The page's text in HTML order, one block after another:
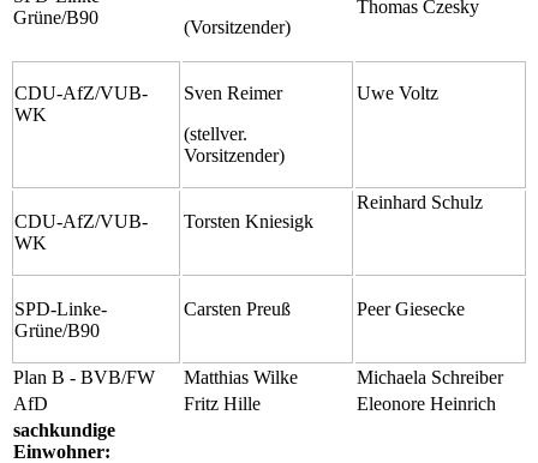
Grüne/B90
(Vorsitzender)
Thomas Czesky
CDU-AfZ/VUB-
WK
Sven Reimer
(stellver.
Vorsitzender)
Uwe Voltz
CDU-AfZ/VUB-
WK
Torsten Kniesigk
Reinhard Schulz
SPD-Linke-
Grüne/B90
Carsten Preuß Peer Giesecke
Plan B - BVB/FW Matthias Wilke
Michaela Schreiber
AfD
Fritz Hille
Eleonore Heinrich
sachkundige
Einwohner: